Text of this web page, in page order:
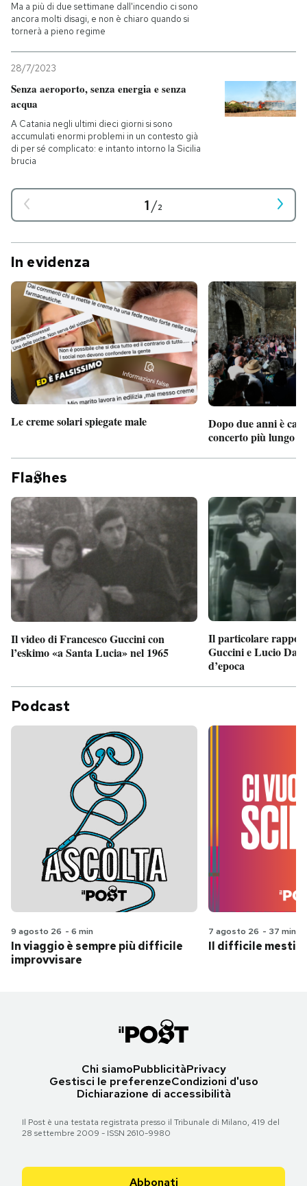
Ma a più di due settimane dall'incendio ci sono
ancora molti disagi, e non è chiaro quando si
tornerà a pieno regime
28/7/2023
Senza aeroporto, senza energia e senza
acqua
A Catania negli ultimi dieci giorni si sono
accumulati enormi problemi in un contesto già
di per sé complicato: e intanto intorno la Sicilia
brucia
1/2
In evidenza
Le creme solari spiegate male
Dopo due anni è
concerto più lungo
Fla hes
Il video di Francesco Guccini con
l’eskimo «a Santa Lucia» nel 1965
Il particolare
Guccini e Lucio
d’epoca
Podcast
9 agosto 26 - 6 min
In viaggio è sempre più difficile
improvvisare
7 agosto 26 - 37 min
Il difficile
Chi siamoPubblicitàPrivacy
Gestisci le preferenzeCondizioni d'uso
Dichiarazione di accessibilità
Il Post è una testata registrata presso il Tribunale di Milano, 419 del
28 settembre 2009 - ISSN 2610-9980
Abbonati